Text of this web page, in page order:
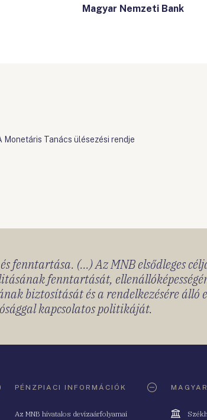
Magyar Nemzeti Bank
Monetáris Tanács ülésezési rendje
fenntartása. (...) Az MNB elsődleges
fenntartását,
biztosítását és a rendelkezésére álló
kapcsolatos politikáját.
PÉNZPIACI INFORMÁCIÓK
Az MNB hivatalos devizaárfolyamai Cím